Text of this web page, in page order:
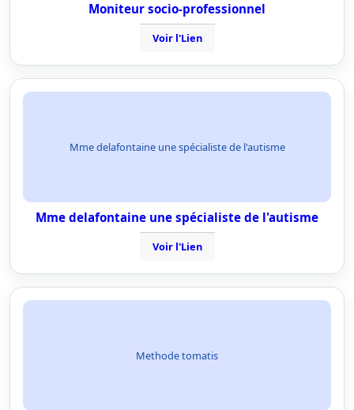
Moniteur socio-professionnel
Voir l'Lien
Mme delafontaine une spécialiste de l'autisme
Mme delafontaine une spécialiste de l'autisme
Voir l'Lien
Methode tomatis